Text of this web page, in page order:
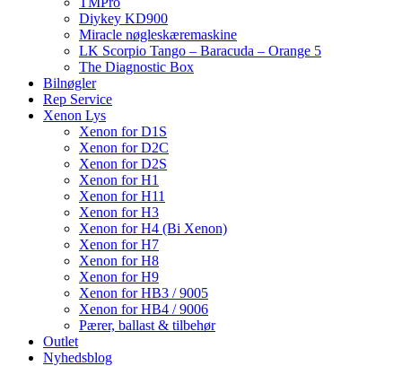
Diykey KD900
Miracle nøgleskæremaskine
LK Scorpio Tango – Baracuda – Orange 5
The Diagnostic Box
Bilnøgler
Rep Service
Xenon Lys
Xenon for D1S
Xenon for D2C
Xenon for D2S
Xenon for H1
Xenon for H11
Xenon for H3
Xenon for H4 (Bi Xenon)
Xenon for H7
Xenon for H8
Xenon for H9
Xenon for HB3 / 9005
Xenon for HB4 / 9006
Pærer, ballast & tilbehør
Outlet
Nyhedsblog